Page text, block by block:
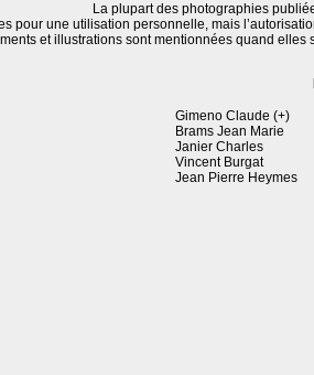
La plupart des photographies
pour une utilisation personnelle, mais
et illustrations sont mentionnées quand
Gimeno Claude (+)
Brams Jean Marie
Janier Charles
Vincent Burgat
Jean Pierre Heymes